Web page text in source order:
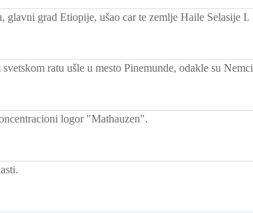
grad Etiopije, ušao car te zemlje Haile Selasije I.
ratu ušle u mesto Pinemunde, odakle su Nemci
logor "Mathauzen".